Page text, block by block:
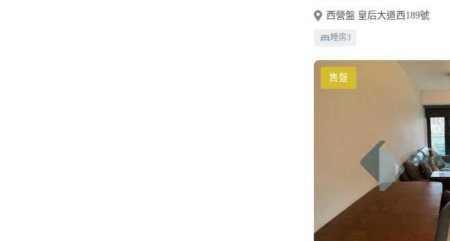
西營盤 皇后大道西189號
睡房3
售盤